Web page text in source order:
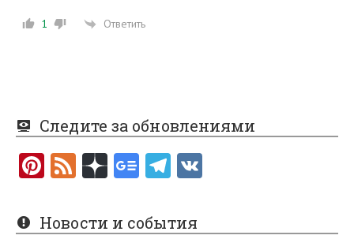
1 Ответить
Следите за обновлениями
Pi
er
F
e
Новости и события